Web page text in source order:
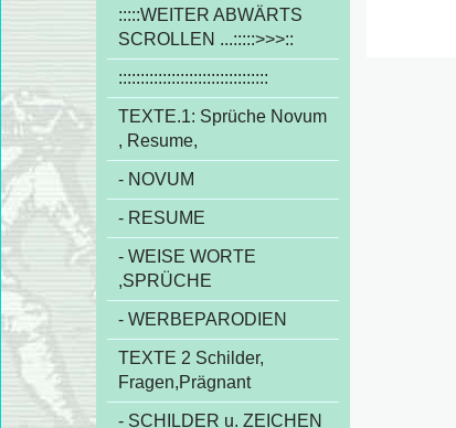
:::::WEITER ABWÄRTS
SCROLLEN ...:::::>>>::
::::::::::::::::::::::::::::::::::
TEXTE.1: Sprüche Novum
, Resume,
- NOVUM
- RESUME
- WEISE WORTE
,SPRÜCHE
- WERBEPARODIEN
TEXTE 2 Schilder,
Fragen,Prägnant
- SCHILDER u. ZEICHEN